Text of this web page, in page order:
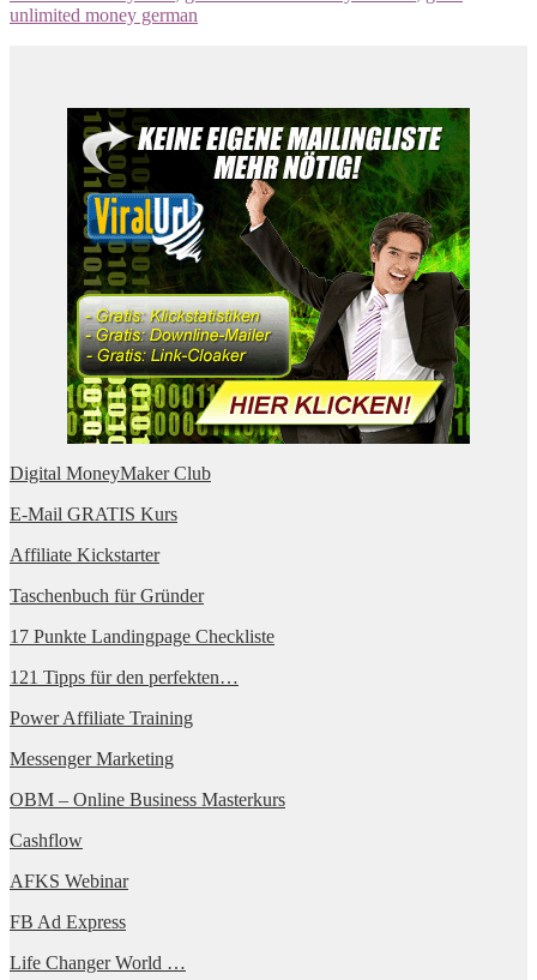
unlimited money german
Digital MoneyMaker Club
E-Mail GRATIS Kurs
Affiliate Kickstarter
Taschenbuch für Gründer
17 Punkte Landingpage Checkliste
121 Tipps für den perfekten…
Power Affiliate Training
Messenger Marketing
OBM – Online Business Masterkurs
Cashflow
AFKS Webinar
FB Ad Express
Life Changer World …